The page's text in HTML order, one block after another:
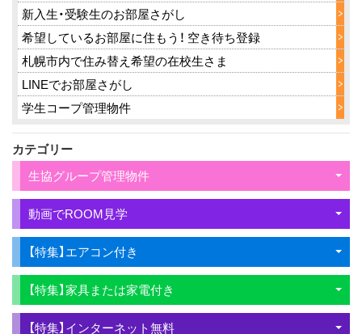
新入生・受験生のお部屋さがし
希望しているお部屋に住もう！ 空き待ち登録
札幌市内で住み替え希望の在校生さま
LINEでお部屋さがし
学生コープ管理物件
カテゴリー
生協グループ管理物件
動画でROOM見学
【特集】エアコン付き
【特集】家具または家電付き
【特集】インターネット無料